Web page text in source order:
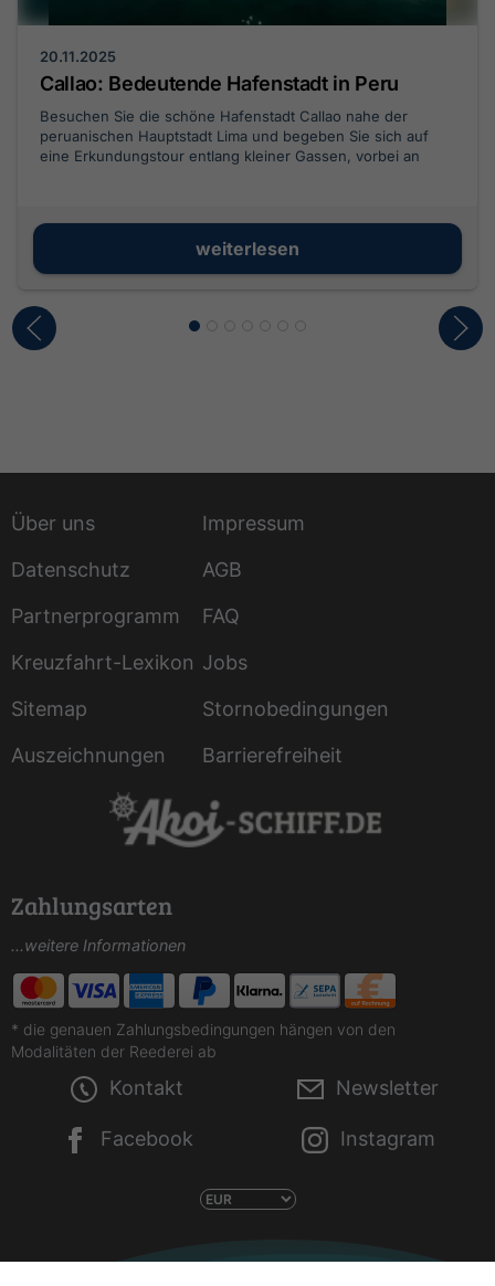
20.11.2025
Callao: Bedeutende Hafenstadt in Peru
Besuchen Sie die schöne Hafenstadt Callao nahe der
peruanischen Hauptstadt Lima und begeben Sie sich auf
eine Erkundungstour entlang kleiner Gassen, vorbei an
weiterlesen
Über uns
Impressum
Datenschutz
AGB
Partnerprogramm
FAQ
Kreuzfahrt-Lexikon Jobs
Sitemap
Stornobedingungen
Auszeichnungen
Barrierefreiheit
Zahlungsarten
...weitere Informationen
* die genauen Zahlungsbedingungen hängen von den
Modalitäten der Reederei ab
Kontakt Newsletter
Facebook Instagram